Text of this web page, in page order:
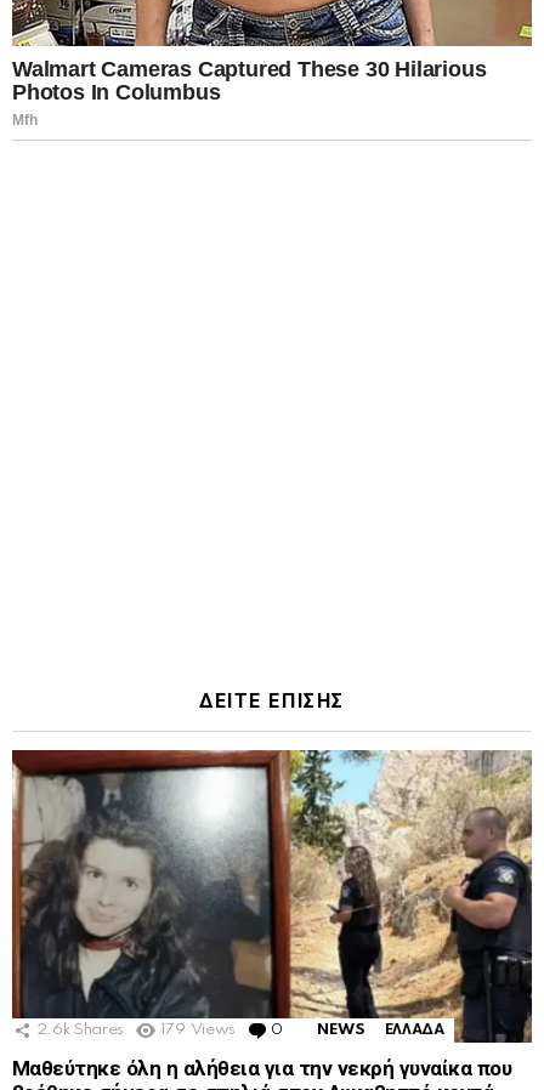
ΔΕΙΤΕ ΕΠΙΣΗΣ
2.6k Shares 179 Views 0 Comments
NEWS ΕΛΛΑΔΑ
Μαθεύτηκε όλη η αλήθεια για την νεκρή γυναίκα που